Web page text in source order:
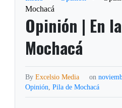
Mochacá
Opinión | En
Mochacá
ByExcelsio Media on
Opinión,Pila de Mochacá